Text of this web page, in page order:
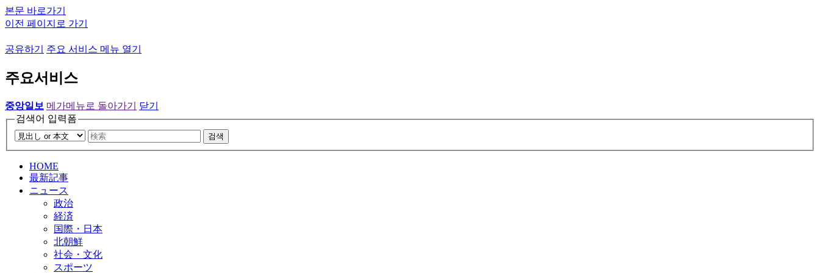
본문 바로가기
이전 페이지로 가기
공유하기 주요 서비스 메뉴 열기
주요서비스
중앙일보 메가메뉴로 돌아가기
닫기
검색어 입력폼
검색
HOME
最新記事
ニュース
政治
経済
国際・日本
北朝鮮
社会・文化
スポーツ